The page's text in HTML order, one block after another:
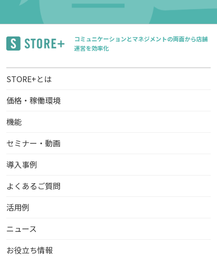
コミュニケーションとマネジメントの両面から店舗
運営を効率化
STORE+とは
価格・稼働環境
機能
セミナー・動画
導入事例
よくあるご質問
活用例
ニュース
お役立ち情報